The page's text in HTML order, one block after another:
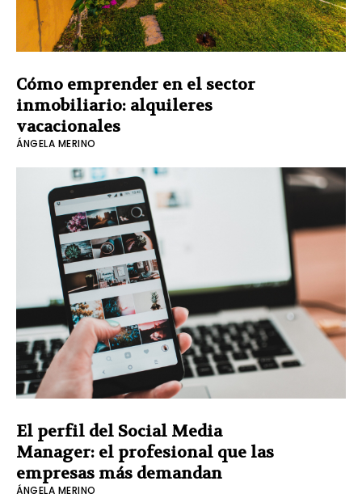
Cómo emprender en el sector
inmobiliario: alquileres
vacacionales
ÁNGELA MERINO
El perfil del Social Media
Manager: el profesional que las
empresas más demandan
ÁNGELA MERINO